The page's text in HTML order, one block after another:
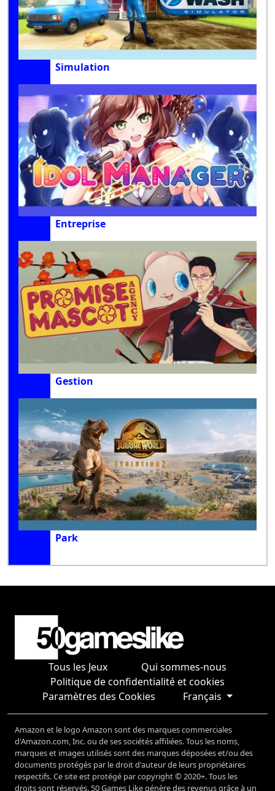
Simulation
Entreprise
Gestion
Park
Tous les Jeux
Qui sommes-nous
Politique de confidentialité et cookies
Paramètres des Cookies
Français
Amazon et le logo Amazon sont des marques commerciales
d'Amazon.com, Inc. ou de ses sociétés affiliées. Tous les noms,
marques et images utilisés sont des marques déposées et/ou des
documents protégés par le droit d'auteur de leurs propriétaires
respectifs. Ce site est protégé par copyright © 2020+. Tous les
droits sont réservés. 50 Games Like génère des revenus grâce à un